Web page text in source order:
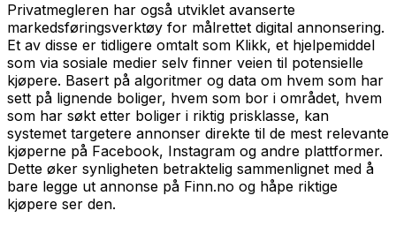
Privatmegleren har også utviklet avanserte
markedsføringsverktøy for målrettet digital annonsering.
Et av disse er tidligere omtalt som Klikk, et hjelpemiddel
som via sosiale medier selv finner veien til potensielle
kjøpere. Basert på algoritmer og data om hvem som har
sett på lignende boliger, hvem som bor i området, hvem
som har søkt etter boliger i riktig prisklasse, kan
systemet targetere annonser direkte til de mest relevante
kjøperne på Facebook, Instagram og andre plattformer.
Dette øker synligheten betraktelig sammenlignet med å
bare legge ut annonse på Finn.no og håpe riktige
kjøpere ser den.